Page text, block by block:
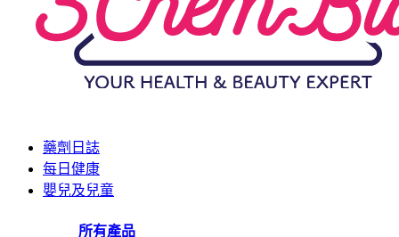
藥劑日誌
每日健康
嬰兒及兒童
所有產品